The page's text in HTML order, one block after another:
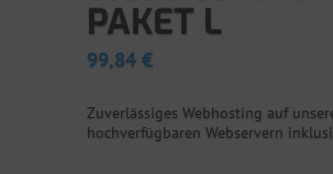
PAKET L
99,84 €
Zuverlässiges Webhosting auf
hochverfügbaren Webservern